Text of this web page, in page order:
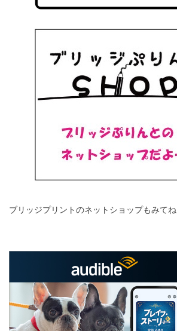
ブリッジプリントのネットショップもみて